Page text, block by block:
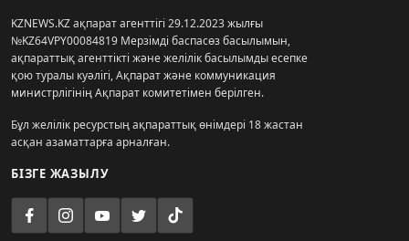
KZNEWS.KZ ақпарат агенттігі 29.12.2023 жылғы
№KZ64VPY00084819 Мерзімді баспасөз басылымын,
ақпараттық агенттікті және желілік басылымды есепке
қою туралы куәлігі, Ақпарат және коммуникация
министрлігінің Ақпарат комитетімен берілген.
Бұл желілік ресурстың ақпараттық өнімдері 18 жастан
асқан азаматтарға арналған.
БІЗГЕ ЖАЗЫЛУ